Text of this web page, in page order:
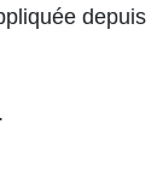
depuis